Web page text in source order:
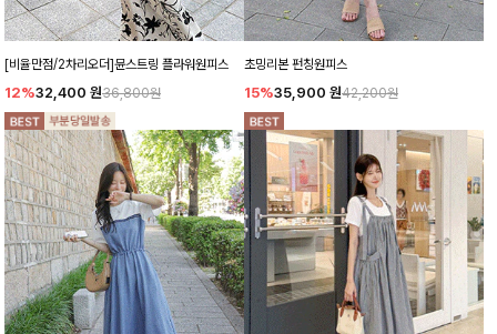
[비율만점/2차리오더]뮨스트링 플라워원피스
12%32,400 원36,800원
초밍리본 펀칭원피스
15%35,900 원42,200원